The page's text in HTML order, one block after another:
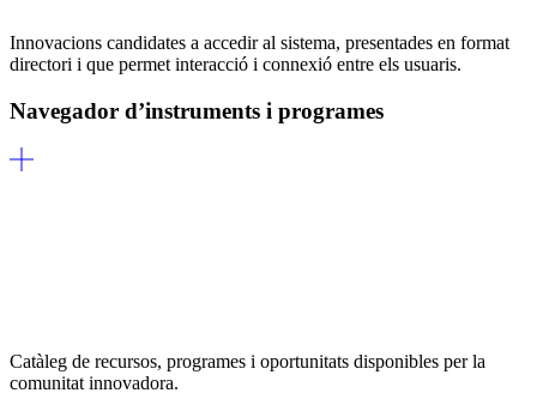
Innovacions candidates a accedir al sistema, presentades en format
directori i que permet interacció i connexió entre els usuaris.
Navegador d’instruments i programes
Catàleg de recursos, programes i oportunitats disponibles per la
comunitat innovadora.